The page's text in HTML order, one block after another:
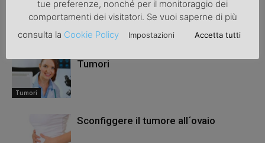
Tumori
Omega 3 contro il cancro al seno
Tumori
Tumori
Sconfiggere il tumore all´ovaio
tue preferenze, nonché per il monitoraggio dei
comportamenti dei visitatori. Se vuoi saperne di più
consulta la Cookie Policy Impostazioni Accetta tutti